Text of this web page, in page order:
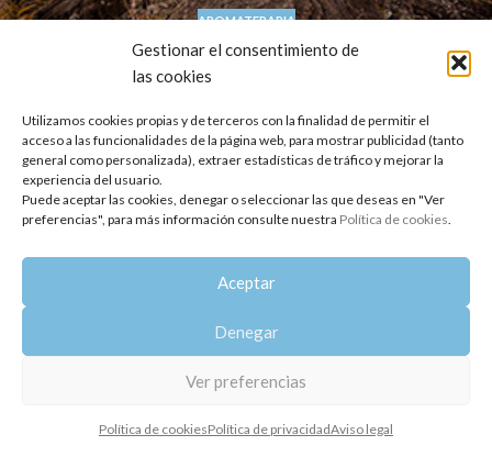
Gestionar el consentimiento de
las cookies
Utilizamos cookies propias y de terceros con la finalidad de permitir el
acceso a las funcionalidades de la página web, para mostrar publicidad (tanto
general como personalizada), extraer estadísticas de tráfico y mejorar la
experiencia del usuario.
Puede aceptar las cookies, denegar o seleccionar las que deseas en "Ver
preferencias", para más información consulte nuestra Política de cookies.
Aceptar
Denegar
Ver preferencias
Política de cookiesPolítica de privacidadAviso legal
AROMATERAPIA
Cómo nos pueden ayudar los aceites
esenciales a curar el estrés emocional
Los aromas tienen un gran impacto emocional que puede llegar
a la psique de manera muy profunda, tanto relajando la mente
SEGUIR LEYENDO
Copyright 2014-2025Oshadhi España.
Todos los derechos reservados.
Aviso legal |